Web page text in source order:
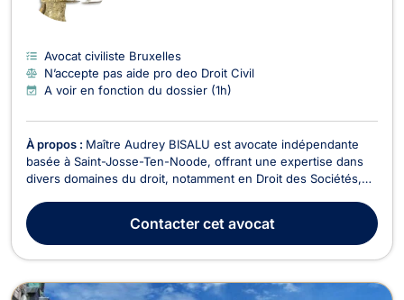
Avocat civiliste Bruxelles
N’accepte pas aide pro deo Droit Civil
A voir en fonction du dossier (1h)
À propos : Maître Audrey BISALU est avocate indépendante
basée à Saint-Josse-Ten-Noode, offrant une expertise dans
divers domaines du droit, notamment en Droit des Sociétés,
Affaires, Divorce, et Droit de la Sécurité Sociale. En Droit des
Sociétés, Maître BISALU accompag...
Contactercet avocat